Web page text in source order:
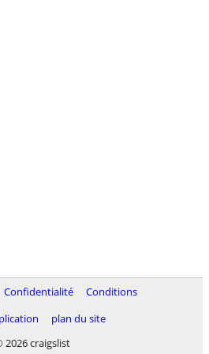
Confidentialité
Conditions
plan du site
2026 craigslist